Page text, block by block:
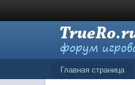
Главная страница